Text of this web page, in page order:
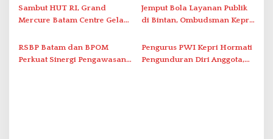
Antar-IPAM
2026 di Stadion Temenggung
Abdul Jamal
Sambut HUT RI, Grand
Mercure Batam Centre Gelar
Nusantara’
Jemput Bola Layanan Publik
di Bintan, Ombudsman Kepri
Solar Nelayan
RSBP Batam dan BPOM
Perkuat Sinergi Pengawasan
Pengurus PWI Kepri Hormati
Pengunduran Diri Anggota,